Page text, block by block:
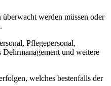
werden müssen oder
Pflegepersonal,
und weitere
welches bestenfalls der